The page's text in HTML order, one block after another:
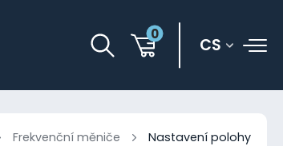
0
CS
Frekvenční měniče Nastavení polohy